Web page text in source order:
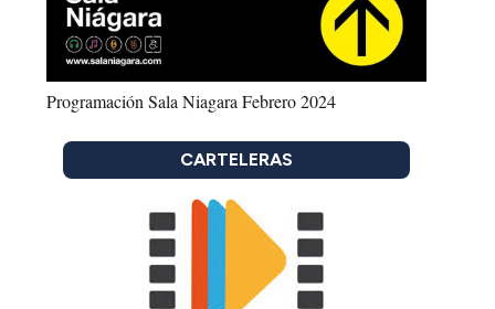
Programación Sala Niagara Febrero 2024
CARTELERAS